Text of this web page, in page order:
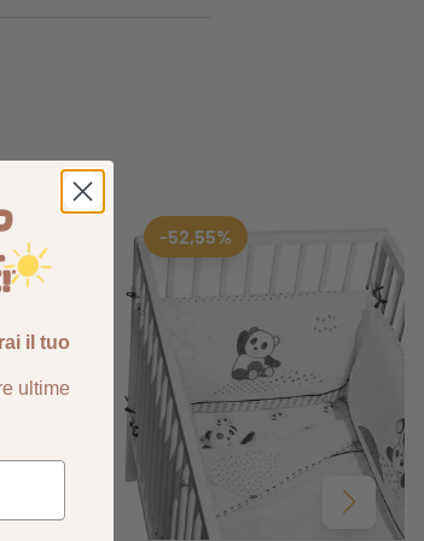
Aggiungi ai preferiti
Rimuovi dai preferiti-52,55%
Avanti
il tuo
ultime